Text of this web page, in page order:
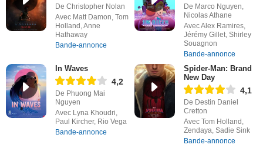
De Christopher Nolan
Avec Matt Damon, Tom
Holland, Anne
Hathaway
Bande-annonce
De Marco Nguyen,
Nicolas Athane
Avec Alex Ramires,
Jérémy Gillet, Shirley
Souagnon
Bande-annonce
In Waves
4,2
De Phuong Mai
Nguyen
Avec Lyna Khoudri,
Paul Kircher, Rio Vega
Bande-annonce
Spider-Man: Brand
New Day
4,1
De Destin Daniel
Cretton
Avec Tom Holland,
Zendaya, Sadie Sink
Bande-annonce